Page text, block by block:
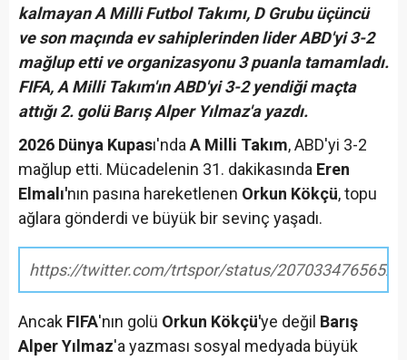
kalmayan A Milli Futbol Takımı, D Grubu üçüncü
ve son maçında ev sahiplerinden lider ABD'yi 3-2
mağlup etti ve organizasyonu 3 puanla tamamladı.
FIFA, A Milli Takım'ın ABD'yi 3-2 yendiği maçta
attığı 2. golü Barış Alper Yılmaz'a yazdı.
2026 Dünya Kupası'nda A Milli Takım, ABD'yi 3-2
mağlup etti. Mücadelenin 31. dakikasında Eren
Elmalı'nın pasına hareketlenen Orkun Kökçü, topu
ağlara gönderdi ve büyük bir sevinç yaşadı.
https://twitter.com/trtspor/status/
Ancak FIFA'nın golü Orkun Kökçü'ye değil Barış
Alper Yılmaz'a yazması sosyal medyada büyük